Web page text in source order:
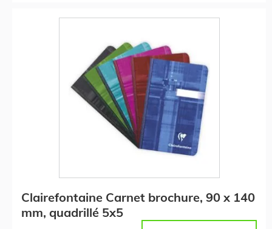
Clairefontaine Carnet brochure, 90 x 140
mm, quadrillé 5x5